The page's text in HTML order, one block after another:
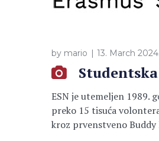
by mario 13. March 2024.
ESN je utemeljen 1989.
preko 15 tisuća
kroz prvenstveno